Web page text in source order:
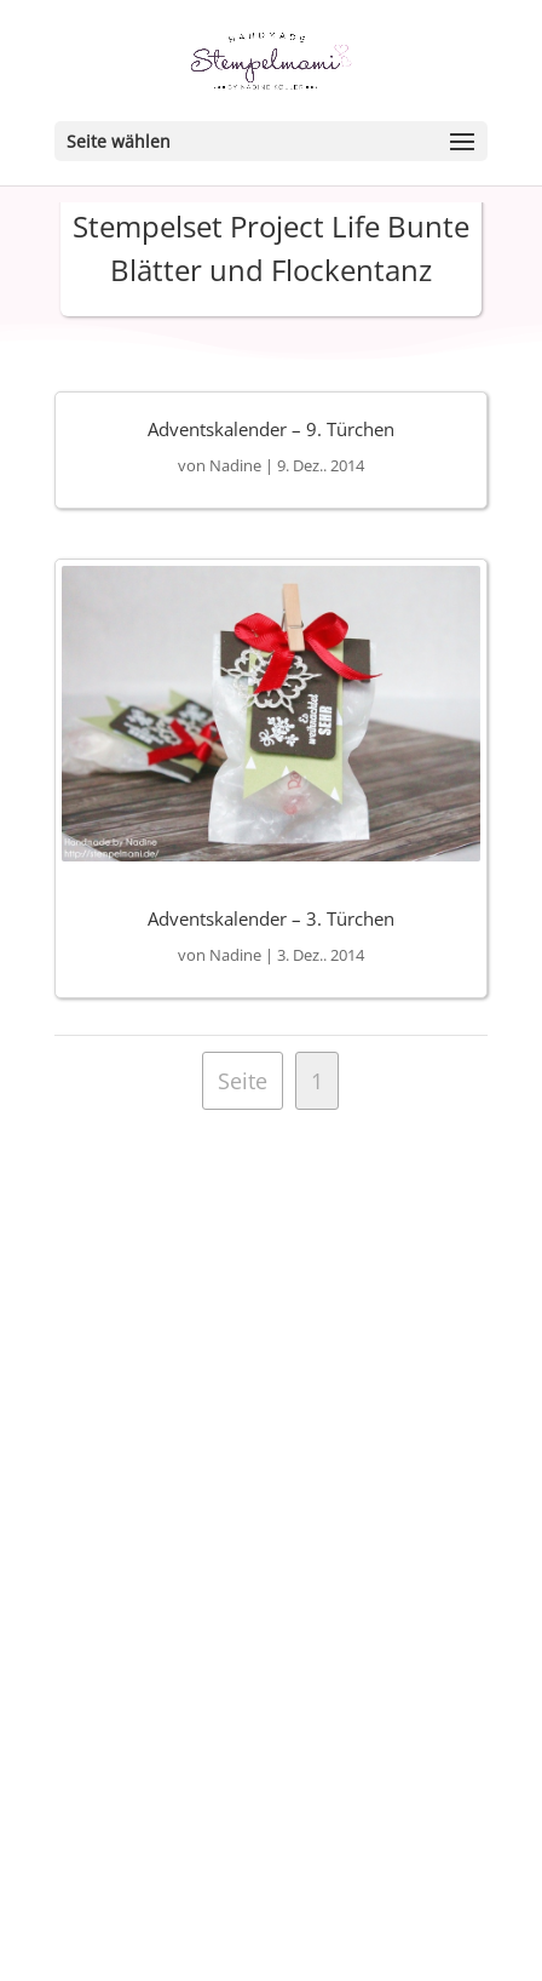
Seite wählen
Stempelset Project Life Bunte
Blätter und Flockentanz
Adventskalender – 9. Türchen
von Nadine| 9. Dez.. 2014
Adventskalender – 3. Türchen
von Nadine| 3. Dez.. 2014
Seite 1